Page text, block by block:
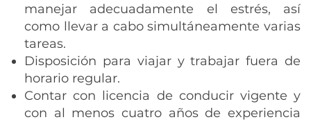
manejar adecuadamente el estrés, así
como llevar a cabo simultáneamente varias
tareas.
Disposición para viajar y trabajar fuera de
horario regular.
Contar con licencia de conducir vigente y
con al menos cuatro años de experiencia